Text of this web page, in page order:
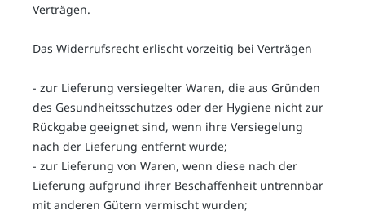
Verträgen.
Das Widerrufsrecht erlischt vorzeitig bei Verträgen
- zur Lieferung versiegelter Waren, die aus Gründen
des Gesundheitsschutzes oder der Hygiene nicht zur
Rückgabe geeignet sind, wenn ihre Versiegelung
nach der Lieferung entfernt wurde;
- zur Lieferung von Waren, wenn diese nach der
Lieferung aufgrund ihrer Beschaffenheit untrennbar
mit anderen Gütern vermischt wurden;